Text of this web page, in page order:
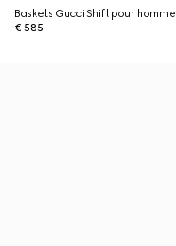
Baskets Gucci Shift pour homme
€ 585